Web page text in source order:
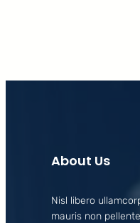
About Us
Nisl libero
mauris non